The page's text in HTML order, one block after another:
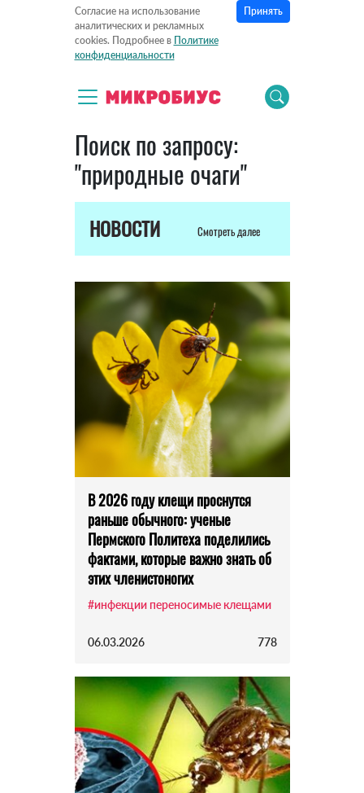
Согласие на использование
аналитических и рекламных
cookies. Подробнее в Политике
конфиденциальности
Принять
Поиск по запросу:
"природные очаги"
НОВОСТИ Смотреть далее
В 2026 году клещи проснутся
раньше обычного: ученые
Пермского Политеха поделились
фактами, которые важно знать об
этих членистоногих
#инфекции переносимые клещами
06.03.2026 778